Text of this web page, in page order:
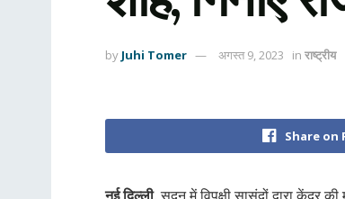
by Juhi Tomer अगस्त 9, 2023 in राष्ट्रीय
Share on